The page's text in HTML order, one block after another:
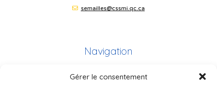
Gérer le consentement
semailles@cssmi.qc.ca
Navigation
Plan du site